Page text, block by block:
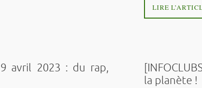
LIRE
avril 2023 : du rap,
la planète !